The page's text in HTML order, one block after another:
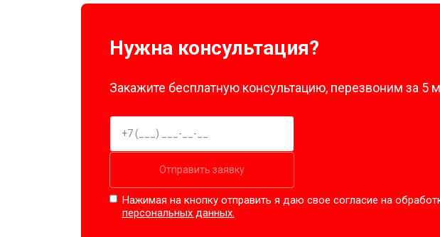
Нужна консультация?
Закажите бесплатную консультацию, перезвоним за 5
Отправить заявку
Нажимая на кнопку отправить я даю свое согласие на
персональных данных.